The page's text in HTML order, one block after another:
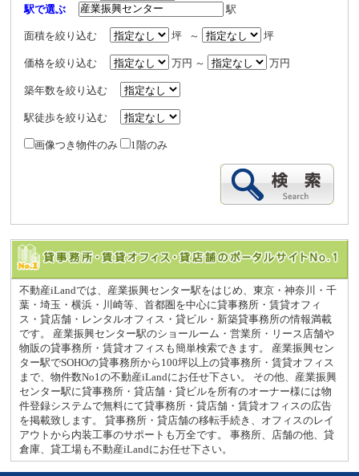
駅で選ぶ
駅
面積を絞り込む 坪 ～ 坪
価格を絞り込む 万円 ～ 万円
築年数を絞り込む
駅徒歩を絞り込む
画像つき物件のみ 1階のみ
不動産iLandでは、産業振興センター駅をはじめ、東京・神奈川・千
葉・埼玉・横浜・川崎等、首都圏を中心に貸事務所・賃貸オフィ
ス・貸店舗・レンタルオフィス・貸ビル・新築貸事務所の情報満載
です。 産業振興センター駅のショールーム・営業所・リース店舗や
物販の貸事務所・賃貸オフィスも簡単検索できます。 産業振興セン
ター駅でSOHOの貸事務所から100坪以上の貸事務所・賃貸オフィス
まで、物件数No1の不動産iLandにお任せ下さい。 その他、産業振興
センター駅に貸事務所・貸店舗・貸ビルを所有のオーナー様には物
件登録システムで無料にて貸事務所・貸店舗・賃貸オフィスの広告
を掲載致します。 貸事務所・貸店舗の移転手続き、オフィスのレイ
アウトから内装工事のサポートも万全です。 事務所、店舗の他、貸
倉庫、貸工場も不動産iLandにお任せ下さい。